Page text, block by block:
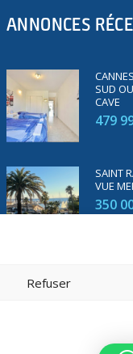
Refuser
ANNONCES
SUD
CAVE
479
SAINT
VUE
350